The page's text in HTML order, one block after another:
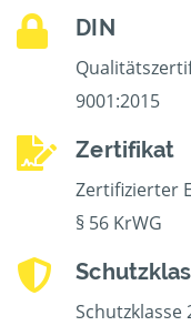
DIN
9001:2015
Zertifikat
Zertifizierter
§ 56 KrWG
Schutzklasse